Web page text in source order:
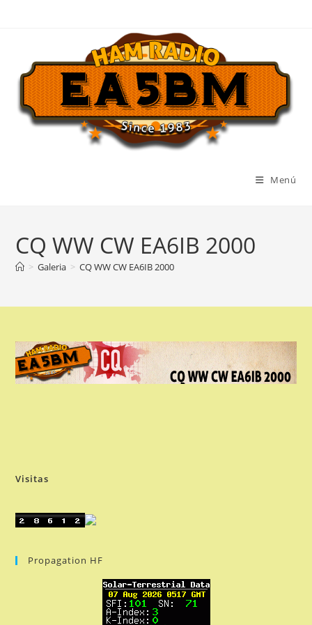
Menú
CQ WW CW EA6IB 2000
> Galeria > CQ WW CW EA6IB 2000
Visitas
Propagation HF